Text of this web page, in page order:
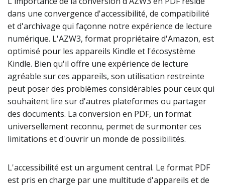
dans une convergence d'accessibilité, de compatibilité
et d'archivage qui façonne notre expérience de lecture
numérique. L'AZW3, format propriétaire d'Amazon, est
optimisé pour les appareils Kindle et l'écosystème
Kindle. Bien qu'il offre une expérience de lecture
agréable sur ces appareils, son utilisation restreinte
peut poser des problèmes considérables pour ceux qui
souhaitent lire sur d'autres plateformes ou partager
des documents. La conversion en PDF, un format
universellement reconnu, permet de surmonter ces
limitations et d'ouvrir un monde de possibilités.
L'accessibilité est un argument central. Le format PDF
est pris en charge par une multitude d'appareils et de